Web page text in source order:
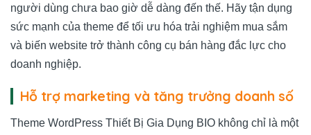
người dùng chưa bao giờ dễ dàng đến thế. Hãy tận dụng
sức mạnh của theme để tối ưu hóa trải nghiệm mua sắm
và biến website trở thành công cụ bán hàng đắc lực cho
doanh nghiệp.
Hỗ trợ marketing và tăng trưởng doanh số
Theme WordPress Thiết Bị Gia Dụng BIO không chỉ là một